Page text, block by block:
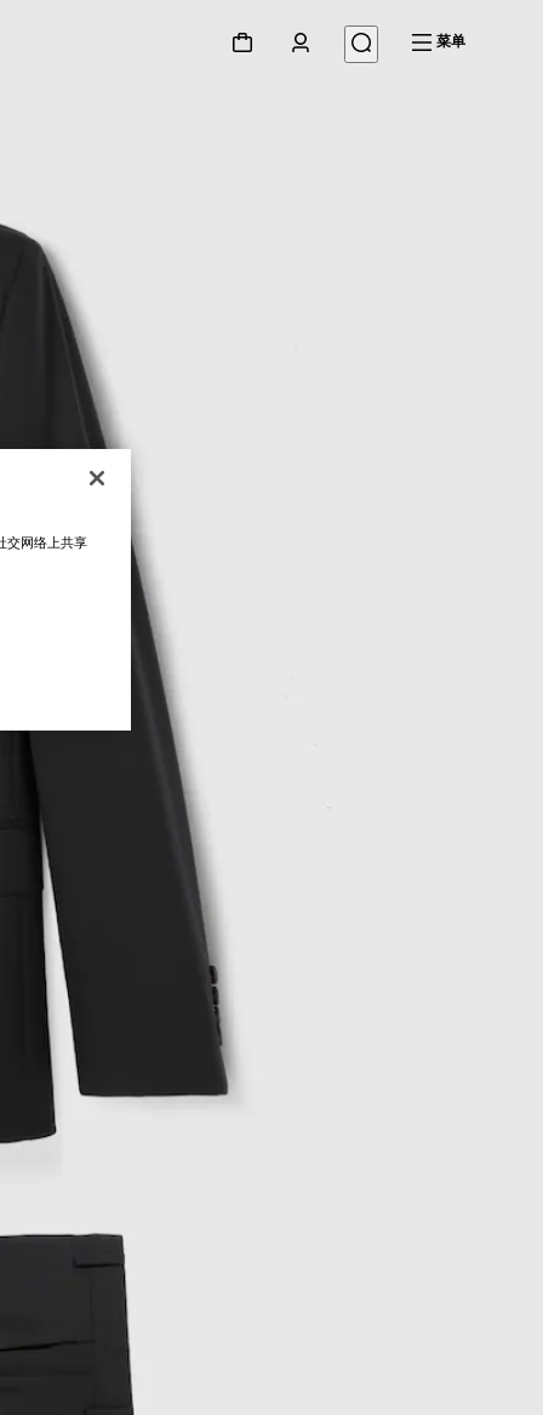
菜单
交网络上共享